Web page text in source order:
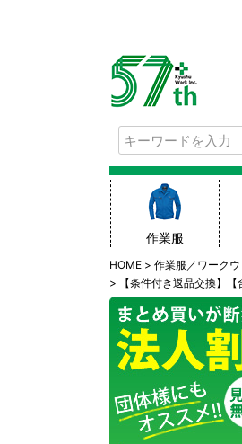
作業服
HOME 作業服／ワークウ
【条件付き返品交換】